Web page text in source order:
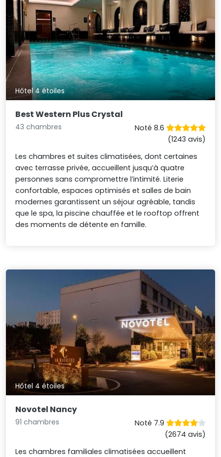
Hôtel 4 étoiles
Best Western Plus Crystal
43 chambres
Noté 8.6
(1243 avis)
Les chambres et suites climatisées, dont certaines
avec terrasse privée, accueillent jusqu’à quatre
personnes sans compromettre l’intimité. Literie
confortable, espaces optimisés et salles de bain
modernes garantissent un séjour agréable, tandis
que le spa, la piscine chauffée et le rooftop offrent
des moments de détente en famille.
Hôtel 4 étoiles
Novotel Nancy
91 chambres
Noté 7.9
(2674 avis)
Les chambres familiales climatisées accueillent